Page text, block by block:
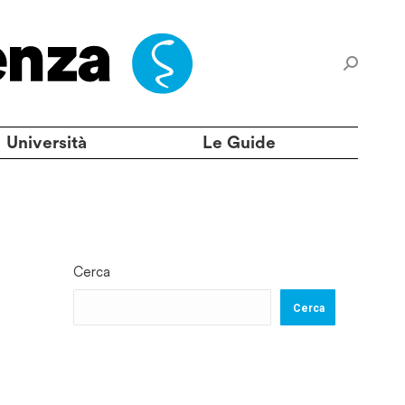
Università Le Guide
Cerca
Cerca